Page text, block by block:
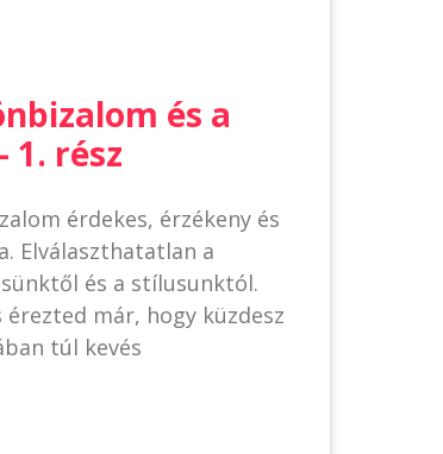
és a
1. rész
érdekes, érzékeny és
Elválaszthatatlan a
és a stílusunktól.
érezted már, hogy küzdesz
túl kevés